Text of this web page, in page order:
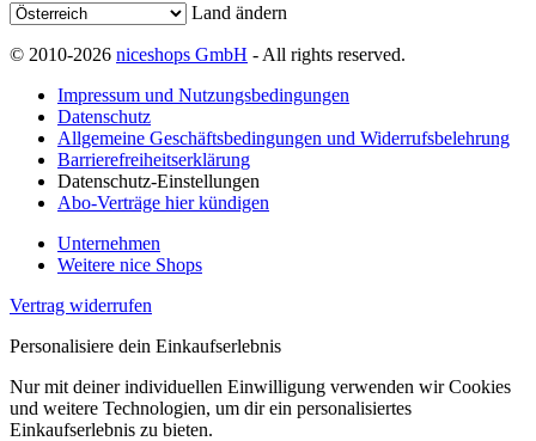
Land ändern
© 2010-2026 niceshops GmbH - All rights reserved.
Impressum und Nutzungsbedingungen
Datenschutz
Allgemeine Geschäftsbedingungen und Widerrufsbelehrung
Barrierefreiheitserklärung
Datenschutz-Einstellungen
Abo-Verträge hier kündigen
Unternehmen
Weitere nice Shops
Vertrag widerrufen
Personalisiere dein Einkaufserlebnis
Nur mit deiner individuellen Einwilligung verwenden wir Cookies
und weitere Technologien, um dir ein personalisiertes
Einkaufserlebnis zu bieten.